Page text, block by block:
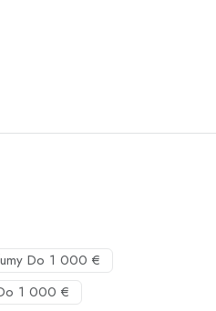
Do 1 000 €
1 000 €